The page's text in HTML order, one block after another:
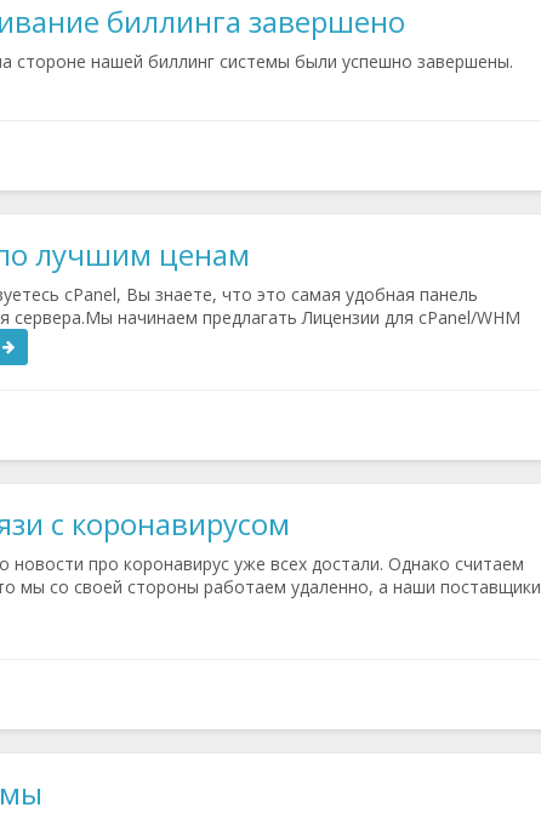
биллинга завершено
стороне нашей биллинг системы были успешно завершены.
лучшим ценам
cPanel, Вы знаете, что это самая удобная панель
сервера.Мы начинаем предлагать Лицензии для cPanel/WHM
с коронавирусом
про коронавирус уже всех достали. Однако считаем
мы со своей стороны работаем удаленно, а наши поставщики